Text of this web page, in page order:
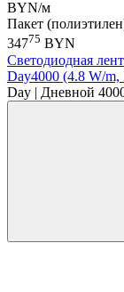
BYN/м
Пакет
34775 BYN
Светодиодная
Day4000 (4.8 W/
Day | Дневной